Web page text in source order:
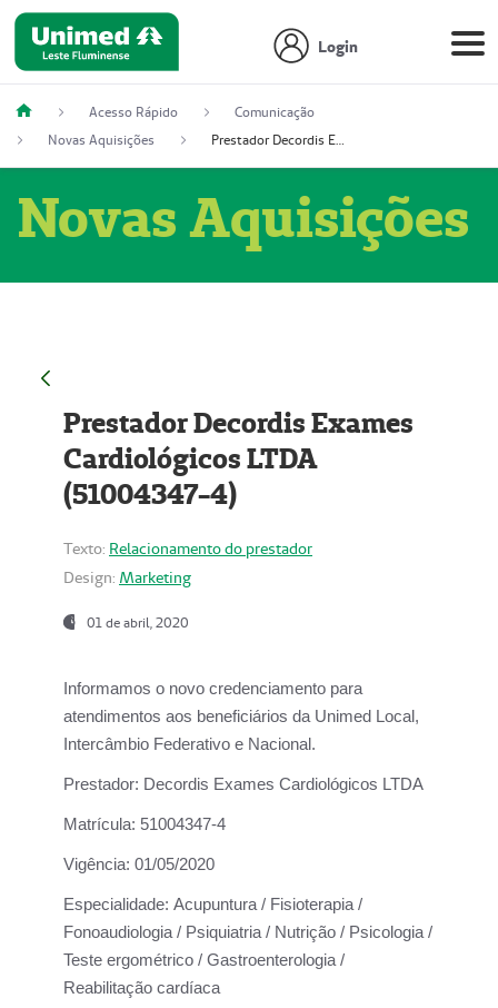
Login
Acesso Rápido
Comunicação
Novas Aquisições
Prestador Decordis Exames Cardiológicos LTDA (51004347-4)
Novas Aquisições
Prestador Decordis Exames
Cardiológicos LTDA
(51004347-4)
Texto: Relacionamento do prestador
Design: Marketing
01 de abril, 2020
Informamos o novo credenciamento para
atendimentos aos beneficiários da Unimed Local,
Intercâmbio Federativo e Nacional.
Prestador: Decordis Exames Cardiológicos LTDA
Matrícula: 51004347-4
Vigência: 01/05/2020
Especialidade: Acupuntura / Fisioterapia /
Fonoaudiologia / Psiquiatria / Nutrição / Psicologia /
Teste ergométrico / Gastroenterologia /
Reabilitação cardíaca